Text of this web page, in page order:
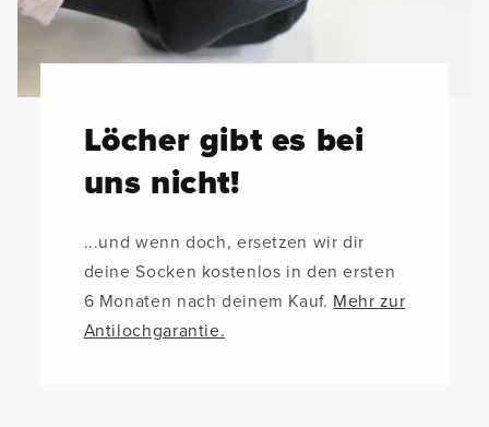
Löcher gibt es bei
uns nicht!
...und wenn doch, ersetzen wir dir
deine Socken kostenlos in den ersten
6 Monaten nach deinem Kauf. Mehr zur
Antilochgarantie.